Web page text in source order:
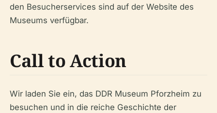
den Besucherservices sind auf der Website des
Museums verfügbar.
Call to Action
Wir laden Sie ein, das DDR Museum Pforzheim zu
besuchen und in die reiche Geschichte der